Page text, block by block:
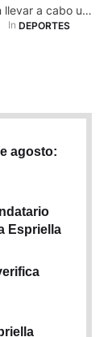
llevar a cabo un
In DEPORTES
agosto:
Espriella